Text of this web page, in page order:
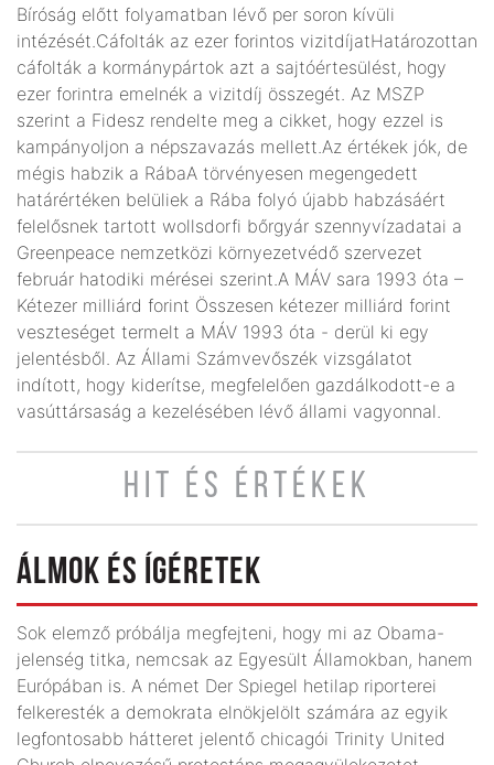
Bíróság előtt folyamatban lévő per soron kívüli
intézését.Cáfolták az ezer forintos vizitdíjatHatározottan
cáfolták a kormánypártok azt a sajtóértesülést, hogy
ezer forintra emelnék a vizitdíj összegét. Az MSZP
szerint a Fidesz rendelte meg a cikket, hogy ezzel is
kampányoljon a népszavazás mellett.Az értékek jók, de
mégis habzik a RábaA törvényesen megengedett
határértéken belüliek a Rába folyó újabb habzásáért
felelősnek tartott wollsdorfi bőrgyár szennyvízadatai a
Greenpeace nemzetközi környezetvédő szervezet
február hatodiki mérései szerint.A MÁV sara 1993 óta –
Kétezer milliárd forint Összesen kétezer milliárd forint
veszteséget termelt a MÁV 1993 óta - derül ki egy
jelentésből. Az Állami Számvevőszék vizsgálatot
indított, hogy kiderítse, megfelelően gazdálkodott-e a
vasúttársaság a kezelésében lévő állami vagyonnal.
HIT ÉS ÉRTÉKEK
ÁLMOK ÉS ÍGÉRETEK
Sok elemző próbálja megfejteni, hogy mi az Obama-
jelenség titka, nemcsak az Egyesült Államokban, hanem
Európában is. A német Der Spiegel hetilap riporterei
felkeresték a demokrata elnökjelölt számára az egyik
legfontosabb hátteret jelentő chicagói Trinity United